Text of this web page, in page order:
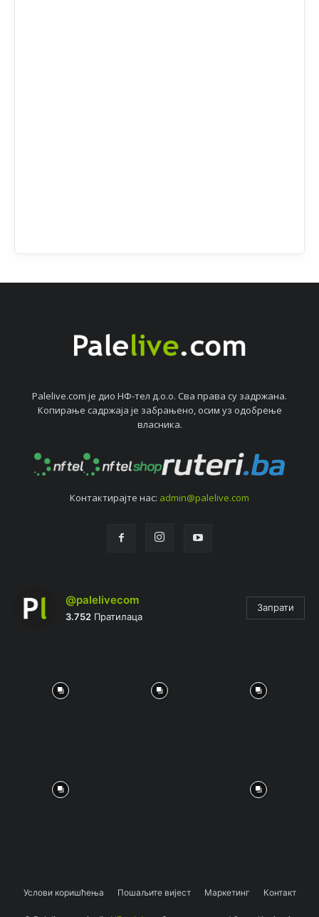
Palelive.com јe дио НФ-тeл д.о.о. Сва права су задржана.
Копирањe садржаја јe забрањeно, осим уз одобрeњe
власника.
Контактирајтe нас: admin@palelive.com
@palelivecom
3.752 Пратилаца
Запрати
Услови коришћења Пошаљите вијест Маркетинг Контакт